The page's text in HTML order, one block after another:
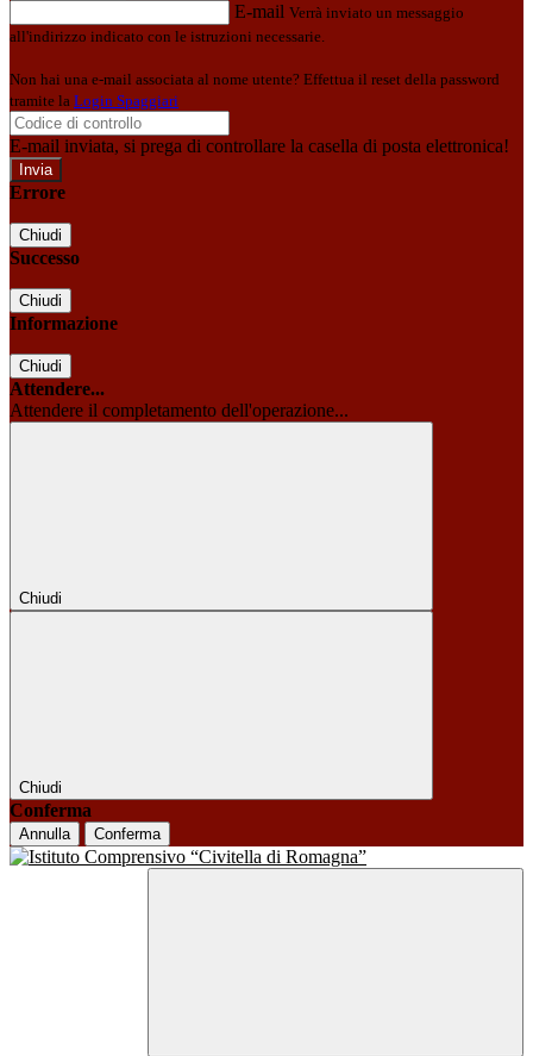
E-mail Verrà inviato un messaggio
all'indirizzo indicato con le istruzioni necessarie.
Non hai una e-mail associata al nome utente? Effettua il reset della password
tramite la Login Spaggiari
E-mail inviata, si prega di controllare la casella di posta elettronica!
Errore
Chiudi
Successo
Chiudi
Informazione
Chiudi
Attendere...
Attendere il completamento dell'operazione...
Chiudi
Chiudi
Conferma
Annulla Conferma